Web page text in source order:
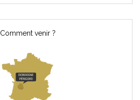
Comment venir ?